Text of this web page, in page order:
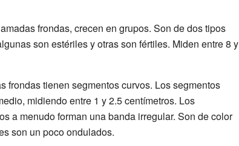
frondas, crecen en grupos. Son de dos tipos
son estériles y otras son fértiles. Miden entre 8 y
frondas tienen segmentos curvos. Los segmentos
midiendo entre 1 y 2.5 centímetros. Los
a menudo forman una banda irregular. Son de color
son un poco ondulados.